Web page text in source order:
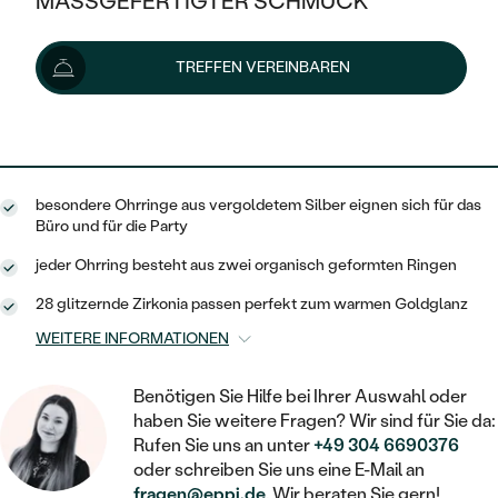
KLASSISCH
V-FORM
VINTAGE
AUSSERGEWÖHNLICHE
GEHÄMMERTE
VON HAND GRAVIERTE
MIT MEHREREN DIAMANTEN
HALO
VINTAGE
AUSSERGEWÖHNLICH
WÄHLE EINEN RING
DIAMANTEN ZUM EINFASSEN
AUSVERKAUF
WENN SCHMUCK HILFT
NACH TYP
OHRRINGE
RINGE
ANHÄNGER / KETTEN
SCHMUCKSET
HERRENSCHMUCK
PLATIN
OHRSTECKER
MINIMALISTISCHE
OHRHÄNGER
SOLITÄR
HERZ
GOLD
SILBER
NACH STYL
SOLITÄR
ZUR GEBURT EINES KINDES
MIT STERNZEICHEN
MINIMALISTISCH
AUSVERKAUF
GOLD
SILBER
PLATIN
NACH STYL
MEMOIRE
MINIMALISTISCHE
TREFFEN VEREINBAREN
123 €
Lieferoptionen
besondere Ohrringe aus vergoldetem Silber eignen sich für das
Büro und für die Party
jeder Ohrring besteht aus zwei organisch geformten Ringen
28 glitzernde Zirkonia passen perfekt zum warmen Goldglanz
WEITERE INFORMATIONEN
Benötigen Sie Hilfe bei Ihrer Auswahl oder
haben Sie weitere Fragen? Wir sind für Sie da:
Rufen Sie uns an unter+49 304 6690376
oder schreiben Sie uns eine E-Mail an